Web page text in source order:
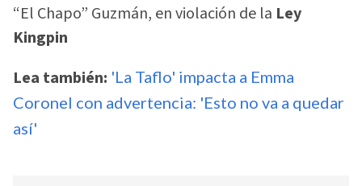
“El Chapo” Guzmán, en violación de la Ley
Kingpin
Lea también: 'La Taflo' impacta a Emma
Coronel con advertencia: 'Esto no va a quedar
así'